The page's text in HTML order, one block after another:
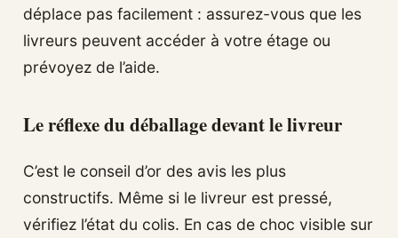
déplace pas facilement : assurez-vous que les
livreurs peuvent accéder à votre étage ou
prévoyez de l’aide.
Le réflexe du déballage devant le livreur
C’est le conseil d’or des avis les plus
constructifs. Même si le livreur est pressé,
vérifiez l’état du colis. En cas de choc visible sur